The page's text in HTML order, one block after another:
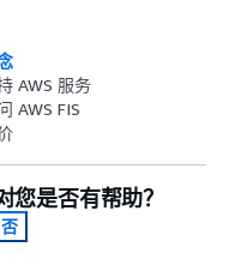
AWS 服务
AWS FIS
您是否有帮助？
否